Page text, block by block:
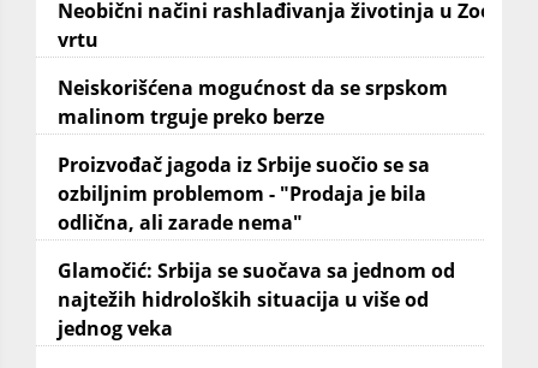
Neobični načini rashlađivanja životinja u Zoo
vrtu
Neiskorišćena mogućnost da se srpskom
malinom trguje preko berze
Proizvođač jagoda iz Srbije suočio se sa
ozbiljnim problemom - "Prodaja je bila
odlična, ali zarade nema"
Glamočić: Srbija se suočava sa jednom od
najtežih hidroloških situacija u više od
jednog veka